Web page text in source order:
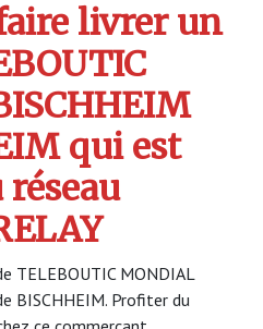
livrer un
qui est
TELEBOUTIC MONDIAL
BISCHHEIM. Profiter du